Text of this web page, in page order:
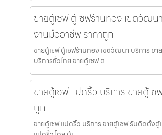
ขายตู้เซฟ ตู้เซฟร้านทอง เขตวัฒ
งานมืออาชีพ ราคาถูก
ขายตู้เซฟ ตู้เซฟร้านทอง เขตวัฒนา บริการ ข
บริการทั่วไทย ขายตู้เซฟ ต
ขายตู้เซฟ แปดริ้ว บริการ ขายตู้เ
ถูก
ขายตู้เซฟ แปดริ้ว บริการ ขายตู้เซฟ รับติดตั้ง